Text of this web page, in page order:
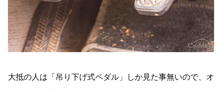
大抵の人は「吊り下げ式ペダル」しか見た事無いので、オ